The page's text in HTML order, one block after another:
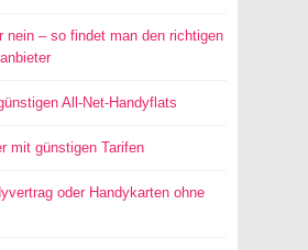
nein – so findet man den richtigen
All-Net-Handyflats
mit günstigen Tarifen
oder Handykarten ohne